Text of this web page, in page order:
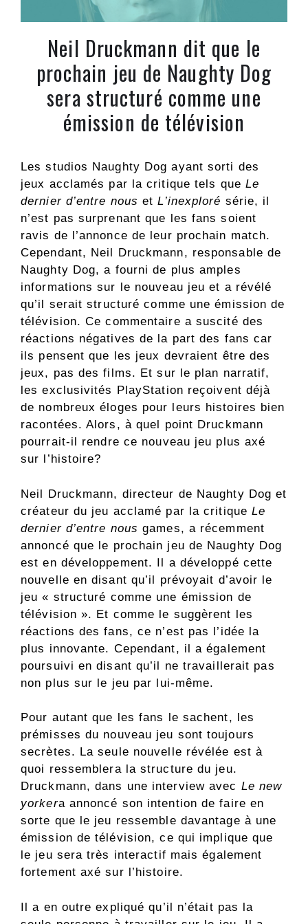
Neil Druckmann dit que le
prochain jeu de Naughty Dog
sera structuré comme une
émission de télévision
Les studios Naughty Dog ayant sorti des
jeux acclamés par la critique tels que Le
dernier d’entre nous etL’inexploré série, il
n’est pas surprenant que les fans soient
ravis de l’annonce de leur prochain match.
Cependant, Neil Druckmann, responsable de
Naughty Dog, a fourni de plus amples
informations sur le nouveau jeu et a révélé
qu’il serait structuré comme une émission de
télévision. Ce commentaire a suscité des
réactions négatives de la part des fans car
ils pensent que les jeux devraient être des
jeux, pas des films. Et sur le plan narratif,
les exclusivités PlayStation reçoivent déjà
de nombreux éloges pour leurs histoires bien
racontées. Alors, à quel point Druckmann
pourrait-il rendre ce nouveau jeu plus axé
sur l’histoire?
Neil Druckmann, directeur de Naughty Dog et
créateur du jeu acclamé par la critiqueLe
dernier d’entre nous games, a récemment
annoncé que le prochain jeu de Naughty Dog
est en développement. Il a développé cette
nouvelle en disant qu’il prévoyait d’avoir le
jeu « structuré comme une émission de
télévision ». Et comme le suggèrent les
réactions des fans, ce n’est pas l’idée la
plus innovante. Cependant, il a également
poursuivi en disant qu’il ne travaillerait pas
non plus sur le jeu par lui-même.
Pour autant que les fans le sachent, les
prémisses du nouveau jeu sont toujours
secrètes. La seule nouvelle révélée est à
quoi ressemblera la structure du jeu.
Druckmann, dans une interview avec Le new
yorkera annoncé son intention de faire en
sorte que le jeu ressemble davantage à une
émission de télévision, ce qui implique que
le jeu sera très interactif mais également
fortement axé sur l’histoire.
Il a en outre expliqué qu’il n’était pas la